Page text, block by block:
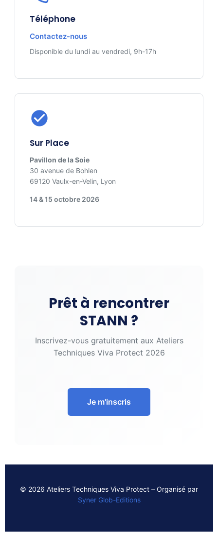
Téléphone
Contactez-nous
Disponible du lundi au vendredi, 9h-17h
Sur Place
Pavillon de la Soie
30 avenue de Bohlen
69120 Vaulx-en-Velin, Lyon
14 & 15 octobre 2026
Prêt à rencontrer
STANN ?
Inscrivez-vous gratuitement aux Ateliers
Techniques Viva Protect 2026
Je m'inscris
© 2026 Ateliers Techniques Viva Protect – Organisé par
Syner Glob-Editions